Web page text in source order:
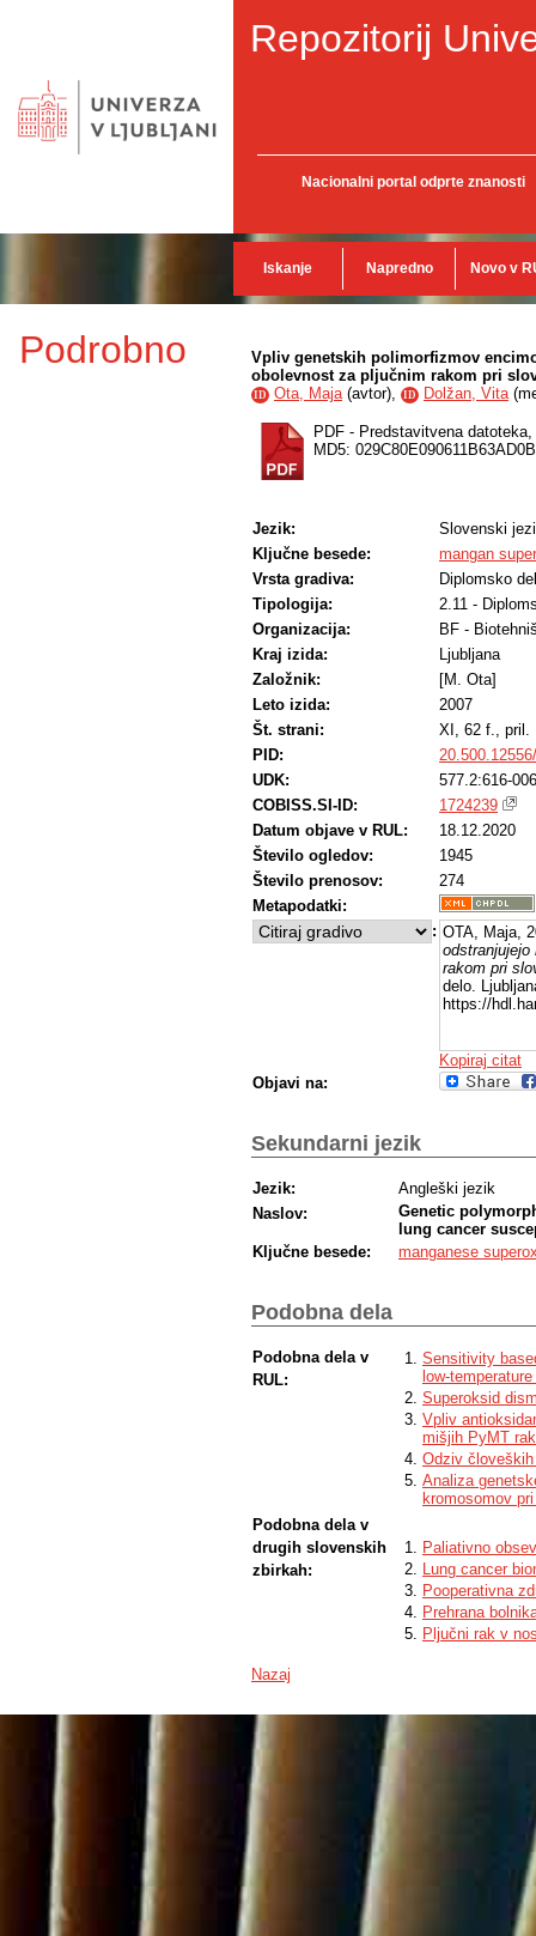
Repozitorij
Nacionalni portal odprte znanosti
Iskanje Napredno Novo v
Podrobno
Vpliv genetskih polimorfizmov
obolevnost za pljučnim rakom pri
ID Ota, Maja(avtor), ID Dolžan, Vita(
PDF - Predstavitvena datoteka,
MD5:
Jezik:
Slovenski
Ključne besede:
mangan
Vrsta gradiva:
Diplomsko
Tipologija:
2.11 -
Organizacija:
BF -
Kraj izida:
Ljubljana
Založnik:
[M. Ota]
Leto izida:
2007
Št. strani:
XI, 62 f., pril.
PID:
UDK:
577.2:616-
COBISS.SI-ID:
1724239
Datum objave v RUL:
18.12.2020
Število ogledov:
1945
Število prenosov:
274
Metapodatki:
: OTA, Maja,
rakom pri
delo.
https://
Kopiraj citat
Objavi na:
Sekundarni jezik
Jezik:
Angleški jezik
Naslov:
Genetic
lung cancer
Ključne besede:
manganese
Podobna dela
Podobna dela v
RUL:
Sensitivity
low-
Superoksid
Vpliv
mišjih PyMT
Odziv
Analiza
kromosomov
Podobna dela v
drugih slovenskih
zbirkah:
Paliativno
Lung cancer
Pooperativna
Prehrana
Pljučni rak v
Nazaj